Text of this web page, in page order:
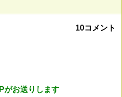
10コメント
がお送りします